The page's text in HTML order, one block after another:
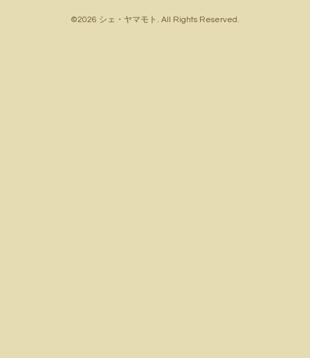
©2026 シェ・ヤマモト . All Rights Reserved.